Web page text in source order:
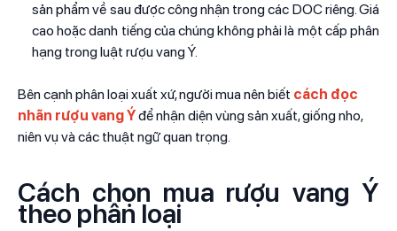
sản phẩm về sau được công nhận trong các DOC riêng. Giá
cao hoặc danh tiếng của chúng không phải là một cấp phân
hạng trong luật rượu vang Ý.
Bên cạnh phân loại xuất xứ, người mua nên biết cách đọc
nhãn rượu vang Ýđể nhận diện vùng sản xuất, giống nho,
niên vụ và các thuật ngữ quan trọng.
Cách chọn mua rượu vang Ý
theo phân loại